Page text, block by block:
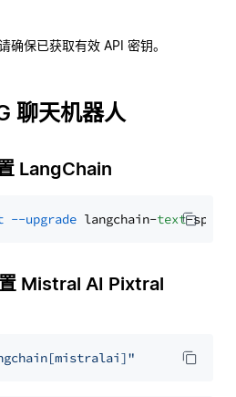
确保已获取有效 API 密钥。
聊天机器人
LangChain
--upgrade langchain-text
Mistral AI Pixtral